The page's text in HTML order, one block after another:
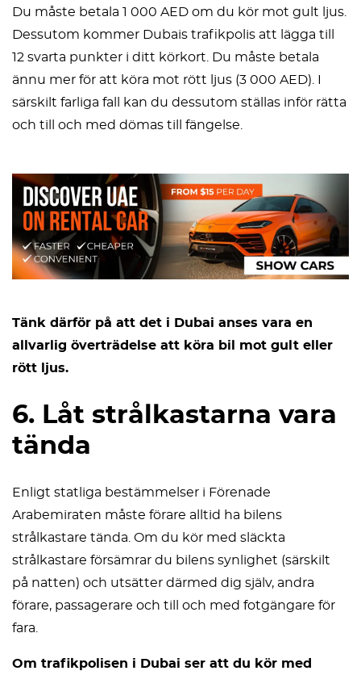
Du måste betala 1 000 AED om du kör mot gult ljus.
Dessutom kommer Dubais trafikpolis att lägga till
12 svarta punkter i ditt körkort. Du måste betala
ännu mer för att köra mot rött ljus (3 000 AED). I
särskilt farliga fall kan du dessutom ställas inför rätta
och till och med dömas till fängelse.
Tänk därför på att det i Dubai anses vara en
allvarlig överträdelse att köra bil mot gult eller
rött ljus.
6. Låt strålkastarna vara
tända
Enligt statliga bestämmelser i Förenade
Arabemiraten måste förare alltid ha bilens
strålkastare tända. Om du kör med släckta
strålkastare försämrar du bilens synlighet (särskilt
på natten) och utsätter därmed dig själv, andra
förare, passagerare och till och med fotgängare för
fara.
Om trafikpolisen i Dubai ser att du kör med